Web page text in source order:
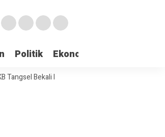
Politik Ekonomi
Bekali Masyarakat Manajemen Stres dan